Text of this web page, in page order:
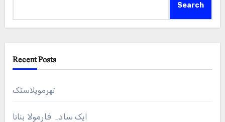
Search
Recent Posts
تھرموپلاسٹک
ایک سادہ فارمولا بنانا